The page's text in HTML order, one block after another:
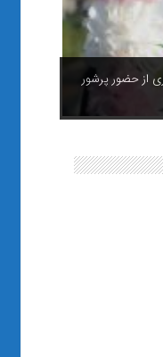
از حضور پرشور